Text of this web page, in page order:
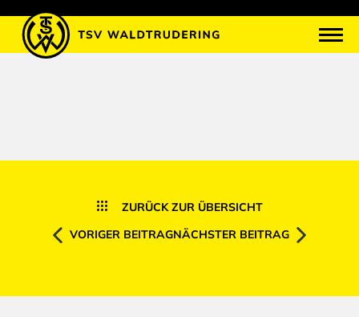
ZURÜCK ZUR ÜBERSICHT
VORIGER BEITRAGNÄCHSTER BEITRAG